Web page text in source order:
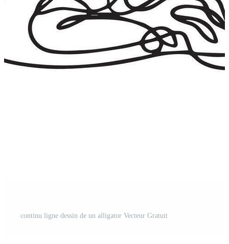
continu ligne dessin de un alligator Vecteur Gratuit